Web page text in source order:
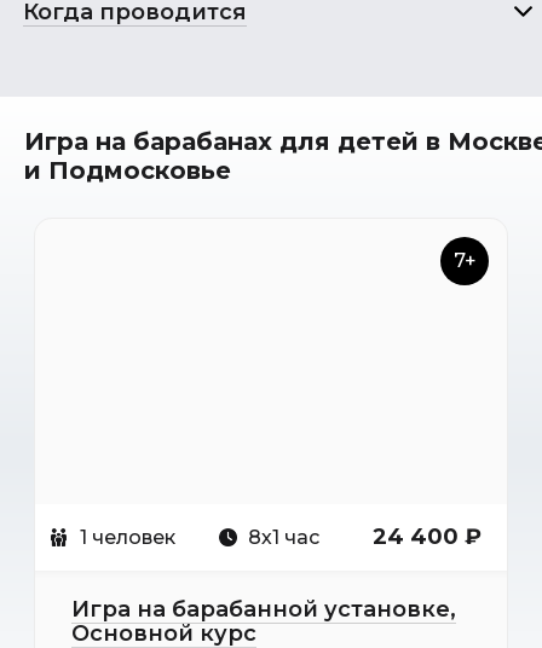
Когда проводится
Игра на барабанах для детей в
и Подмосковье
7+
1 человек 8х1 час 24 400 ₽
Игра на барабанной установке,
Основной курс